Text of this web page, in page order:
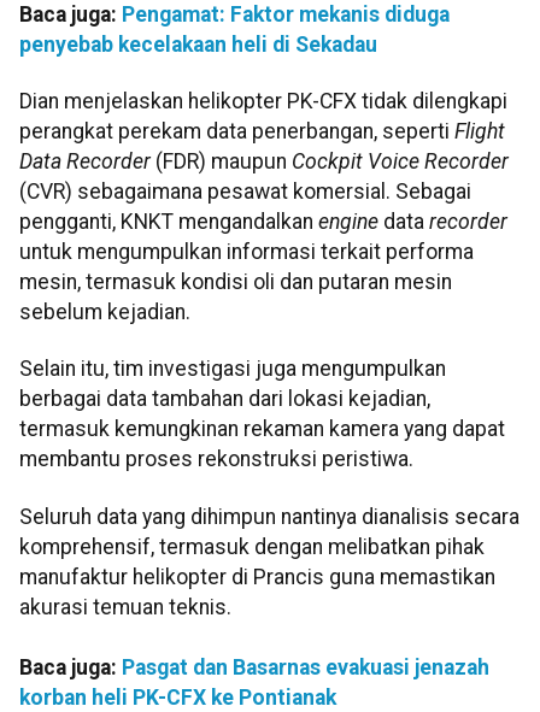
Baca juga: Pengamat: Faktor mekanis diduga
penyebab kecelakaan heli di Sekadau
Dian menjelaskan helikopter PK-CFX tidak dilengkapi
perangkat perekam data penerbangan, seperti Flight
Data Recorder (FDR) maupun Cockpit Voice Recorder
(CVR) sebagaimana pesawat komersial. Sebagai
pengganti, KNKT mengandalkan engine data recorder
untuk mengumpulkan informasi terkait performa
mesin, termasuk kondisi oli dan putaran mesin
sebelum kejadian.
Selain itu, tim investigasi juga mengumpulkan
berbagai data tambahan dari lokasi kejadian,
termasuk kemungkinan rekaman kamera yang dapat
membantu proses rekonstruksi peristiwa.
Seluruh data yang dihimpun nantinya dianalisis secara
komprehensif, termasuk dengan melibatkan pihak
manufaktur helikopter di Prancis guna memastikan
akurasi temuan teknis.
Baca juga: Pasgat dan Basarnas evakuasi jenazah
korban heli PK-CFX ke Pontianak